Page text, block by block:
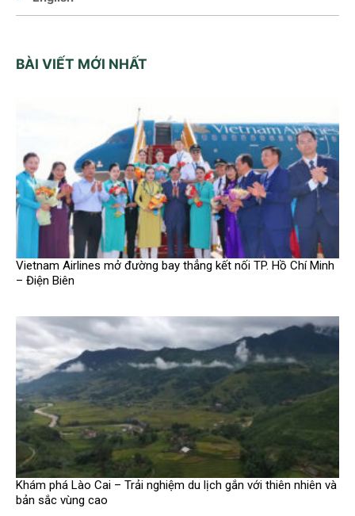
BÀI VIẾT MỚI NHẤT
Vietnam Airlines mở đường bay thẳng kết nối TP. Hồ Chí Minh
– Điện Biên
Khám phá Lào Cai – Trải nghiệm du lịch gắn với thiên nhiên và
bản sắc vùng cao